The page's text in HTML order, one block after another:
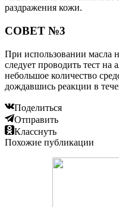
раздражения кожи.
СОВЕТ №3
При использовании масла
следует проводить тест
небольшое количество
дождавшись реакции в
Поделиться
Отправить
Класснуть
Похожие публикации